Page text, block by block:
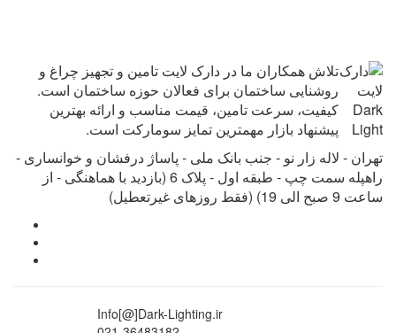
تلاش همکاران ما در دارک لایت تامین و تجهیز چراغ و
روشنایی ساختمان برای فعالان حوزه ساختمان است.
کیفیت، سرعت تامین، قیمت مناسب و ارائه بهترین
پیشنهاد بازار مهمترین تمایز سومارکت است.
تهران - لاله زار نو - جنب بانک ملی - پاساژ درفشان و خوانساری -
راه‎پله سمت چپ - طبقه اول - پلاک 6 (بازدید با هماهنگی - از
ساعت 9 صبح الی 19) (فقط روزهای غیرتعطیل)
Info[@]Dark-Lighting.ir